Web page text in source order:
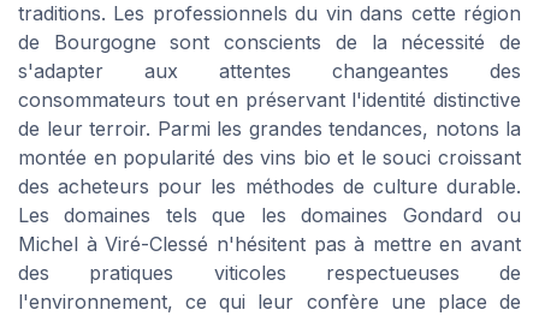
traditions. Les professionnels du vin dans cette région
de Bourgogne sont conscients de la nécessité de
s'adapter aux attentes changeantes des
consommateurs tout en préservant l'identité distinctive
de leur terroir. Parmi les grandes tendances, notons la
montée en popularité des vins bio et le souci croissant
des acheteurs pour les méthodes de culture durable.
Les domaines tels que les domaines Gondard ou
Michel à Viré-Clessé n'hésitent pas à mettre en avant
des pratiques viticoles respectueuses de
l'environnement, ce qui leur confère une place de